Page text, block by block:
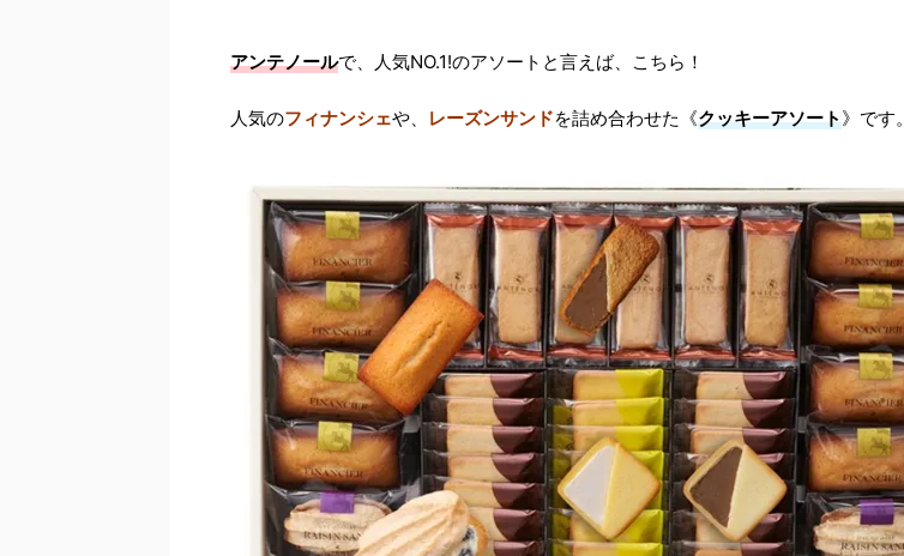
アンテノールで、人気NO.1!のアソートと言えば、こちら！
人気のフィナンシェや、 レーズンサンドを詰め合わせた《クッキーアソート》です。